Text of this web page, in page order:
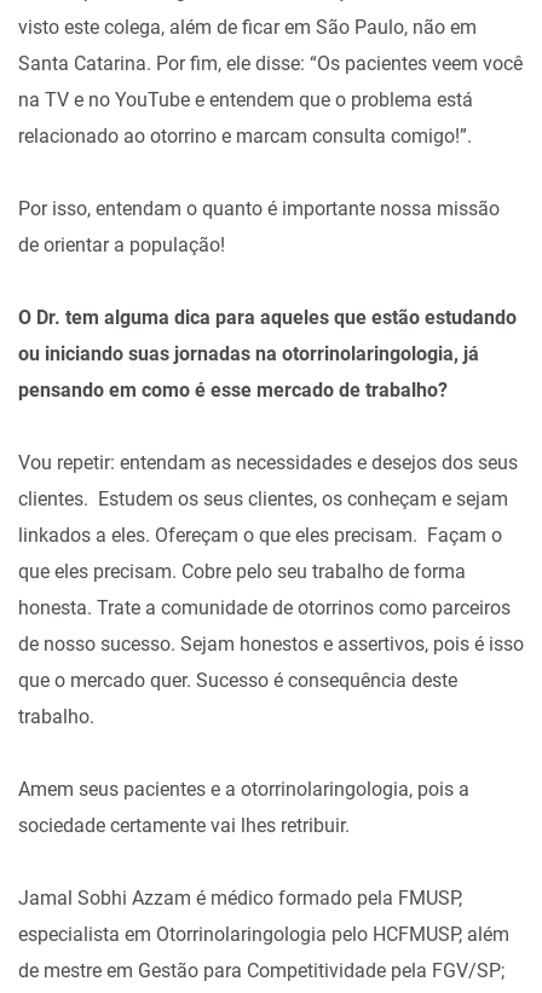
visto este colega, além de ficar em São Paulo, não em
Santa Catarina. Por fim, ele disse: “Os pacientes veem você
na TV e no YouTube e entendem que o problema está
relacionado ao otorrino e marcam consulta comigo!”.
Por isso, entendam o quanto é importante nossa missão
de orientar a população!
O Dr. tem alguma dica para aqueles que estão estudando
ou iniciando suas jornadas na otorrinolaringologia, já
pensando em como é esse mercado de trabalho?
Vou repetir: entendam as necessidades e desejos dos seus
clientes. Estudem os seus clientes, os conheçam e sejam
linkados a eles. Ofereçam o que eles precisam. Façam o
que eles precisam. Cobre pelo seu trabalho de forma
honesta. Trate a comunidade de otorrinos como parceiros
de nosso sucesso. Sejam honestos e assertivos, pois é isso
que o mercado quer. Sucesso é consequência deste
trabalho.
Amem seus pacientes e a otorrinolaringologia, pois a
sociedade certamente vai lhes retribuir.
Jamal Sobhi Azzam é médico formado pela FMUSP,
especialista em Otorrinolaringologia pelo HCFMUSP, além
de mestre em Gestão para Competitividade pela FGV/SP;